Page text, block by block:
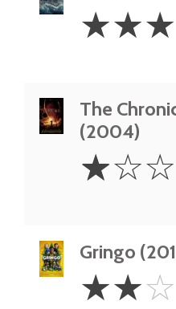
Stars
☆☆☆
The
(2004)
Star
☆☆☆
Gringo
Stars
☆☆☆